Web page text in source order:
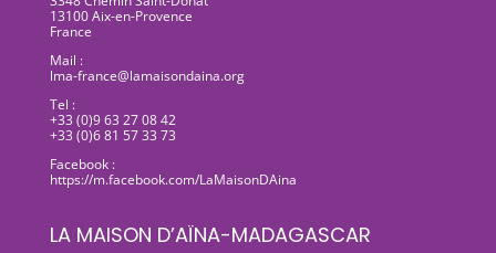
13100 Aix-en-Provence
France
Mail :
lma-france@lamaisondaina.org
Tel :
+33 (0)9 63 27 08 42
+33 (0)6 81 57 33 73
Facebook :
https://m.facebook.com/LaMaisonDAina
LA MAISON D’AÏNA-MADAGASCAR